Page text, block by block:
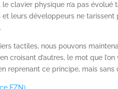
le clavier physique n’a pas
leurs développeurs ne tarissent
tactiles, nous pouvons
croisant d’autres, le mot que
reprenant ce principe, mais sans